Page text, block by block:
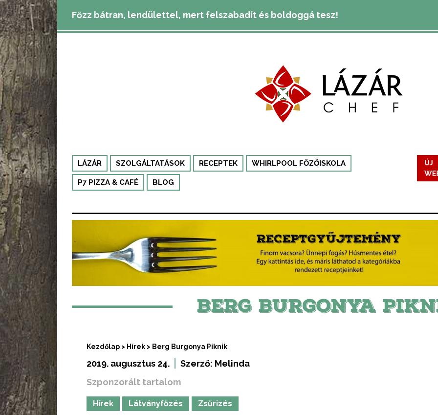
Főzz bátran, lendülettel, mert felszabadít és boldoggá tesz!
LÁZÁR SZOLGÁLTATÁSOK RECEPTEK WHIRLPOOL FŐZŐISKOLA
P7 PIZZA & CAFÉ BLOG
ÚJ
BERG BURGONYA
Kezdőlap > Hírek > Berg Burgonya Piknik
2019. augusztus 24. Szerző: Melinda
Szponzorált tartalom
Hírek Látványfőzés Zsűrizés